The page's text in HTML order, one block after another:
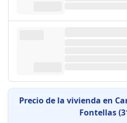
Precio de la vivienda en
Fontellas